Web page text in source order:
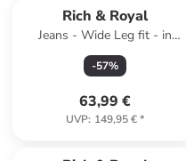
Rich & Royal
Jeans - Wide Leg fit - in
Dunkelblau
-57%
63,99 €
UVP: 149,95 €*